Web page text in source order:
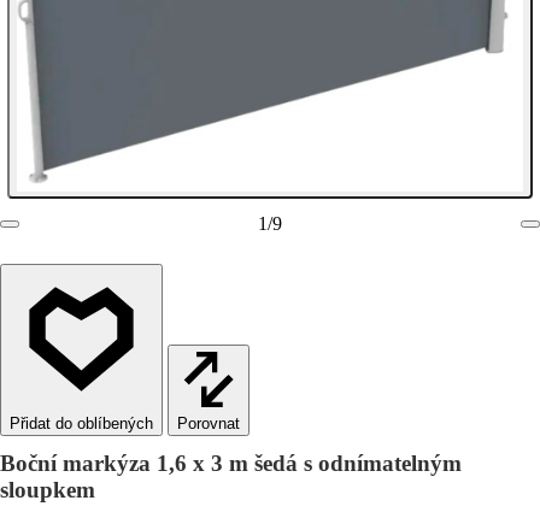
1/9
Porovnat
Boční markýza 1,6 x 3 m šedá s odnímatelným
sloupkem